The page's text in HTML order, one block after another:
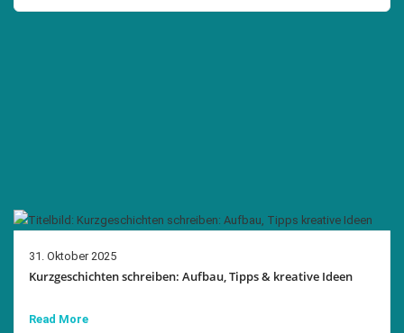
31. Oktober 2025
Kurzgeschichten schreiben: Aufbau, Tipps & kreative Ideen
Read More